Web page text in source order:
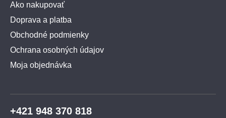
Ako nakupovať
Doprava a platba
Obchodné podmienky
Ochrana osobných údajov
Moja objednávka
+421 948 370 818